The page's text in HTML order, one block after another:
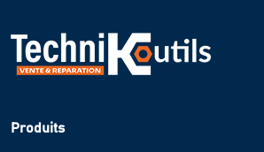
Produits